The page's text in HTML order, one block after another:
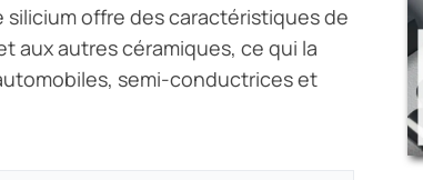
offre des caractéristiques de
aux autres céramiques, ce qui la
semi-conductrices et